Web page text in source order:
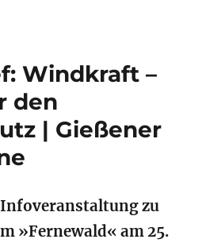
Windkraft –
den
| Gießener
zu
»Fernewald« am 25.